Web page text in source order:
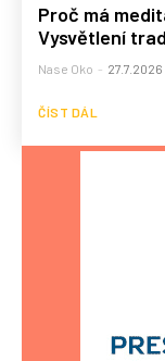
Proč má
Vysvětlení
Nase Oko - 27.7.2026
ČÍST DÁL